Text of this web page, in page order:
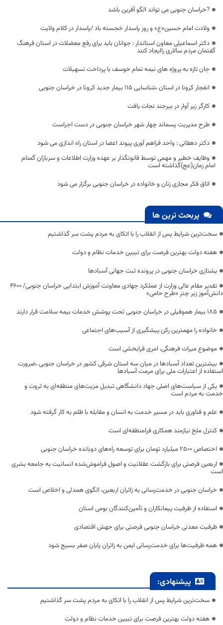
?خراسان جنوبی می تواند الگو آفرین باشد
ولادت امام حسین«ع» و روز پاسدار خجسته باد /پاسدار در کلام ولایت
دکتر اسماعیلی معاون استاندار : جوانان باید برای رفع معضلات در استان فرهنگ
گفتمان مردم سالاری راایجاد کنند
جان تازه به پروژه های نیمه تمام خوسف با پرداخت تسهیلات
انفجار کرونا در استان ،شناسایی 11۵ بیمار جدید کرونا در خراسان جنوبی
کارگر زیر آوار در بیرجند نجات یافت
طرح مدیریت پسماند چهار شهر خراسان جنوبی در دست اجراست
دکتر دهقانی : واحد فراهم آوری پیوند اعضا در استان راه اندازی می شود
وظایف خطیر و مهمی توسط قانونگذار بر عهده وزارت اطلاعات و سربازان گمنام
امام زمان(عج)گذاشته است
اتاق فکر مجازی زنان و خانواده در خراسان جنوبی برگزار می شود
پربحث ترین ها
سخت‌ترین شرایط پس از انقلاب را با اتکای به مردم پشت سر گذاشتیم
هفته دولت بهترین فرصت برای تبیین خدمات نظام و دولت
یشتازی خراسان جنوبی در پرونده ثبت جهانی آسبادها
تقدیر مقام عالی وزارت از عملکرد جهادی معاونت آموزش ابتدایی خراسان جنوبی/ ۴۶۰۰
دانش‌آموز زیر چتر «طرح حامی»
۱۸۵ بیمار هموفیلی در خراسان جنوبی تحت پوشش خدمات بیمه سلامت قرار دارند
خانواده را مهمترین رکن پیشگیری از آسیب‌های اجتماعی
موضوع میراث فرهنگی، امری فرابخشی است
بیشترین تعداد آسبادها در میان سه استان شرقی کشور در خراسان جنوبی ،ضرورت
استفاده از اعتبارات ملی برای مرمت آسبادها
یکی از سیاست‌های اصلی جهاد دانشگاهی تبدیل مزیت‌های منطقه‌ای به ثروت و
خدمت به مردم است
علم و فناوری باید در مسیر خدمت به انسان و مقابله با ظلم به کار گرفته شود
کنترل ملخ نیازمند همکاری فرامنطقه‌ای است
اختصاص 2500 میلیارد تومان برای توسعه راه‌های دوبانده خراسان جنوبی
اربعین فرصتی برای بازگشت عقلانیت و اصول فراموش‌شده انسانیت به جامعه بشری
است
خراسان جنوبی در خدمت‌رسانی به زائران اربعین، الگوی همدلی و اخلاص است
استفاده از ظرفیت پیمانکاران و تأمین‌کنندگان بومی استان
ظرفیت معدنی خراسان جنوبی فرصتی برای جهش اقتصادی
همه ظرفیت‌ها برای خدمت‌رسانی ایمن به زائران پایان صفر بسیج شود
پیشنهادی:
سخت‌ترین شرایط پس از انقلاب را با اتکای به مردم پشت سر گذاشتیم
هفته دولت بهترین فرصت برای تبیین خدمات نظام و دولت